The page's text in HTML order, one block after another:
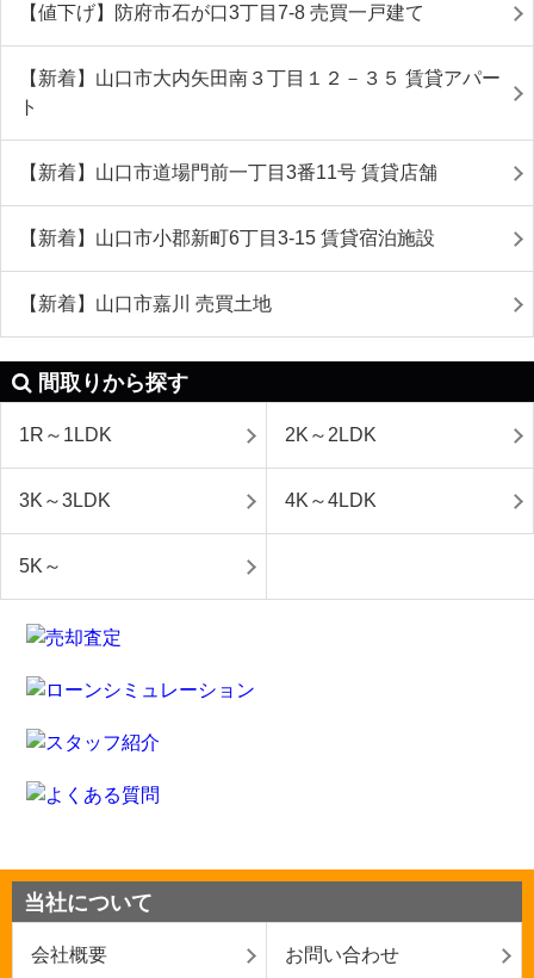
【値下げ】防府市石が口3丁目7-8 売買一戸建て
【新着】山口市大内矢田南３丁目１２－３５ 賃貸アパー
ト
【新着】山口市道場門前一丁目3番11号 賃貸店舗
【新着】山口市小郡新町6丁目3-15 賃貸宿泊施設
【新着】山口市嘉川 売買土地
間取りから探す
1R～1LDK 2K～2LDK
3K～3LDK 4K～4LDK
5K～
当社について
会社概要 お問い合わせ